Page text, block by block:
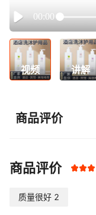
Play
00:00
视频 讲解
商品评价
商品评价
质量很好 2